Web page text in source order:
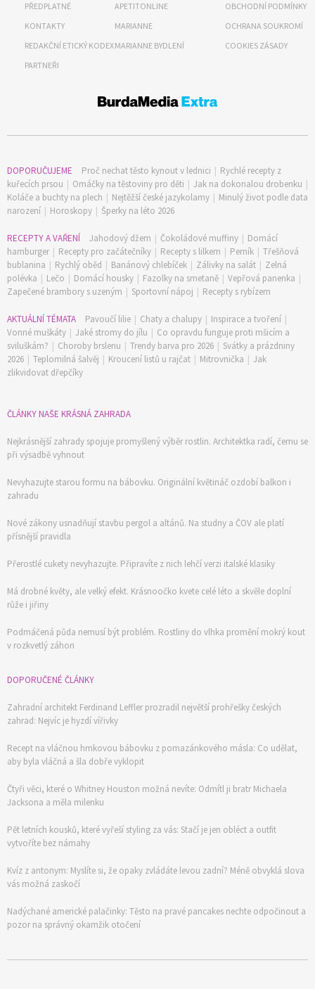
PŘEDPLATNÉ
KONTAKTY
REDAKČNÍ ETICKÝ KODEX
PARTNEŘI
APETITONLINE
MARIANNE
MARIANNE BYDLENÍ
OBCHODNÍ PODMÍNKY
OCHRANA SOUKROMÍ
COOKIES ZÁSADY
DOPORUČUJEME Proč nechat těsto kynout v lednici | Rychlé recepty z
kuřecích prsou | Omáčky na těstoviny pro děti | Jak na dokonalou drobenku |
Koláče a buchty na plech | Nejtěžší české jazykolamy | Minulý život podle data
narození | Horoskopy | Šperky na léto 2026
RECEPTY A VAŘENÍ Jahodový džem | Čokoládové muffiny | Domácí
hamburger | Recepty pro začátečníky | Recepty s lilkem | Perník | Třešňová
bublanina | Rychlý oběd | Banánový chlebíček | Zálivky na salát | Zelná
polévka | Lečo | Domácí housky | Fazolky na smetaně | Vepřová panenka |
Zapečené brambory s uzeným | Sportovní nápoj | Recepty s rybízem
AKTUÁLNÍ TÉMATA Pavoučí lilie | Chaty a chalupy | Inspirace a tvoření |
Vonné muškáty | Jaké stromy do jílu | Co opravdu funguje proti mšicím a
sviluškám? | Choroby brslenu | Trendy barva pro 2026 | Svátky a prázdniny
2026 | Teplomilná šalvěj | Kroucení listů u rajčat | Mitrovnička | Jak
zlikvidovat dřepčíky
ČLÁNKY NAŠE KRÁSNÁ ZAHRADA
Nejkrásnější zahrady spojuje promyšlený výběr rostlin. Architektka radí, čemu se
při výsadbě vyhnout
Nevyhazujte starou formu na bábovku. Originální květináč ozdobí balkon i
zahradu
Nové zákony usnadňují stavbu pergol a altánů. Na studny a ČOV ale platí
přísnější pravidla
Přerostlé cukety nevyhazujte. Připravíte z nich lehčí verzi italské klasiky
Má drobné květy, ale velký efekt. Krásnoočko kvete celé léto a skvěle doplní
růže i jiřiny
Podmáčená půda nemusí být problém. Rostliny do vlhka promění mokrý kout
v rozkvetlý záhon
DOPORUČENÉ ČLÁNKY
Zahradní architekt Ferdinand Leffler prozradil největší prohřešky českých
zahrad: Nejvíc je hyzdí vířivky
Recept na vláčnou hrnkovou bábovku z pomazánkového másla: Co udělat,
aby byla vláčná a šla dobře vyklopit
Čtyři věci, které o Whitney Houston možná nevíte: Odmítl ji bratr Michaela
Jacksona a měla milenku
Pět letních kousků, které vyřeší styling za vás: Stačí je jen obléct a outfit
vytvoříte bez námahy
Kvíz z antonym: Myslíte si, že opaky zvládáte levou zadní? Méně obvyklá slova
vás možná zaskočí
Nadýchané americké palačinky: Těsto na pravé pancakes nechte odpočinout a
pozor na správný okamžik otočení